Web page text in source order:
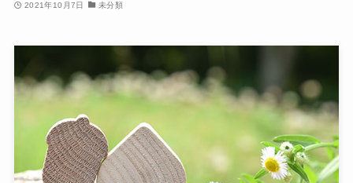
2021年10月7日 未分類